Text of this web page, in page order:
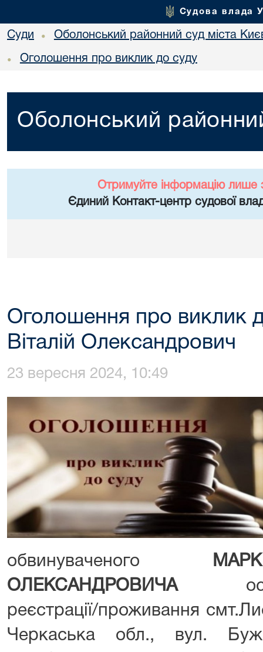
Судова влада
Суди • Оболонський районний суд міста
• Оголошення про виклик до суду
Оболонський
Отримуйте інформацію лише
Єдиний Контакт-центр судової
Оголошення про виклик
Віталій Олександрович
23 вересня 2024, 10:49
обвинуваченого
ОЛЕКСАНДРОВИЧА
реєстрації/проживання
Черкаська обл., вул.